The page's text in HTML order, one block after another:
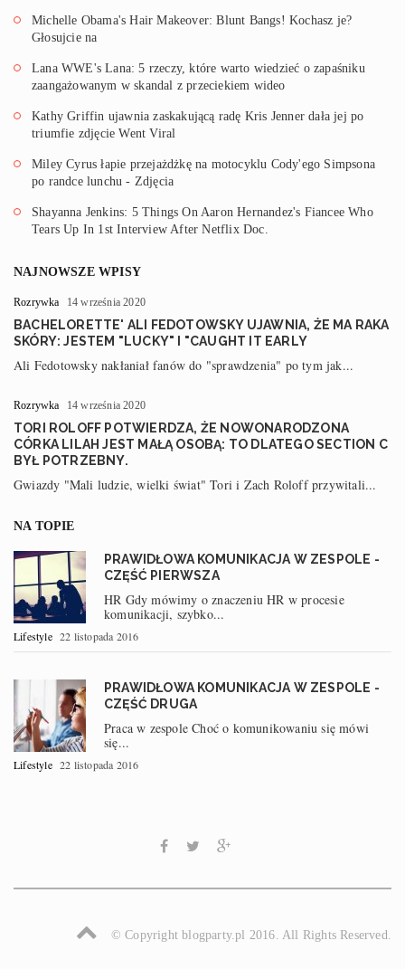
Michelle Obama's Hair Makeover: Blunt Bangs! Kochasz je?
Głosujcie na
Lana WWE's Lana: 5 rzeczy, które warto wiedzieć o zapaśniku
zaangażowanym w skandal z przeciekiem wideo
Kathy Griffin ujawnia zaskakującą radę Kris Jenner dała jej po
triumfie zdjęcie Went Viral
Miley Cyrus łapie przejażdżkę na motocyklu Cody'ego Simpsona
po randce lunchu - Zdjęcia
Shayanna Jenkins: 5 Things On Aaron Hernandez's Fiancee Who
Tears Up In 1st Interview After Netflix Doc.
NAJNOWSZE WPISY
Rozrywka 14 września 2020
BACHELORETTE' ALI FEDOTOWSKY UJAWNIA, ŻE MA RAKA
SKÓRY: JESTEM "LUCKY" I "CAUGHT IT EARLY
Ali Fedotowsky nakłaniał fanów do "sprawdzenia" po tym jak...
Rozrywka 14 września 2020
TORI ROLOFF POTWIERDZA, ŻE NOWONARODZONA
CÓRKA LILAH JEST MAŁĄ OSOBĄ: TO DLATEGO SECTION C
BYŁ POTRZEBNY.
Gwiazdy "Mali ludzie, wielki świat" Tori i Zach Roloff przywitali...
NA TOPIE
PRAWIDŁOWA KOMUNIKACJA W ZESPOLE -
CZĘŚĆ PIERWSZA
HR Gdy mówimy o znaczeniu HR w procesie
komunikacji, szybko...
Lifestyle 22 listopada 2016
PRAWIDŁOWA KOMUNIKACJA W ZESPOLE -
CZĘŚĆ DRUGA
Praca w zespole Choć o komunikowaniu się mówi
się...
Lifestyle 22 listopada 2016
© Copyright blogparty.pl 2016. All Rights Reserved.